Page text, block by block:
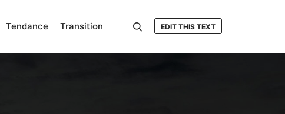
Tendance Transition EDIT THIS TEXT